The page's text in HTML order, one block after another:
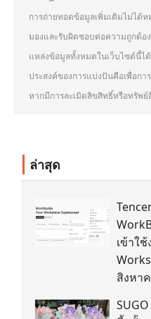
การถ่ายทอดข้อมูลเพิ่มเติมไม่ได้
มองและรับผิดชอบต่อความถูกต้อ
แหล่งข้อมูลทั้งหมดในเว็บไซต์นี้ไ
ประสงค์ของการแบ่งปันคือเพื่อกา
หากมีการละเมิดลิขสิทธิ์หรือทรัพ
ล่าสุด
เข้าใ
สิงหา